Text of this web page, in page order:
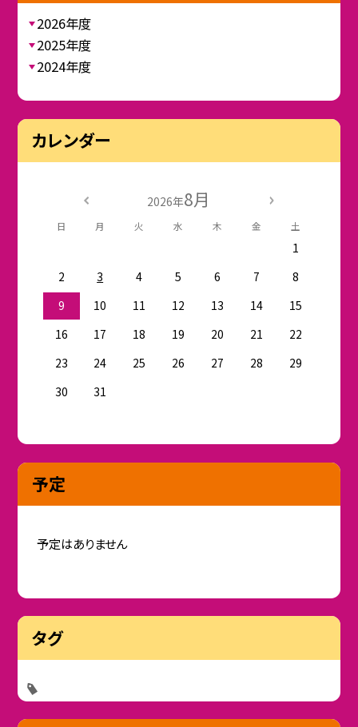
2026年度
2025年度
2024年度
カレンダー
2026年8月
日 月 火 水 木 金 土
1
2
3 4 5 6 7
8
9
10 11 12 13 14
15
16
17 18 19 20 21
22
23
24 25 26 27 28
29
30
31
予定
予定はありません
タグ